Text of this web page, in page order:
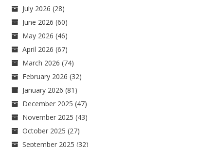
July 2026 (28)
June 2026 (60)
May 2026 (46)
April 2026 (67)
March 2026 (74)
February 2026 (32)
January 2026 (81)
December 2025 (47)
November 2025 (43)
October 2025 (27)
September 2025 (32)